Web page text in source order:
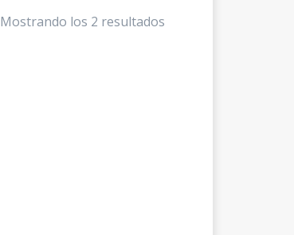
Mostrando los 2 resultados